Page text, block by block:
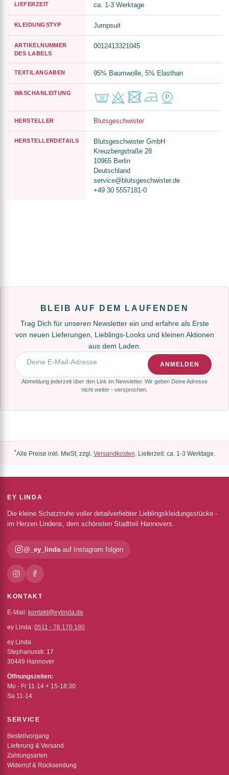
LIEFERZEIT ca. 1-3 Werktage
KLEIDUNGSTYP Jumpsuit
ARTIKELNUMMER
DES LABELS
0012413321045
TEXTILANGABEN 95% Baumwolle, 5% Elasthan
WASCHANLEITUNG
HERSTELLER Blutsgeschwister
HERSTELLERDETAILS
Blutsgeschwister GmbH
Kreuzbergstraße 28
10965 Berlin
Deutschland
service@blutsgeschwister.de
+49 30 5557181-0
BLEIB AUF DEM LAUFENDEN
Trag Dich für unseren Newsletter ein und erfahre als Erste
von neuen Lieferungen, Lieblings-Looks und kleinen Aktionen
aus dem Laden.
E-Mail-Adresse
ANMELDEN
Abmeldung jederzeit über den Link im Newsletter. Wir geben Deine Adresse
nicht weiter - versprochen.
*Alle Preise inkl. MwSt, zzgl. Versandkosten. Lieferzeit: ca. 1-3 Werktage.
EY LINDA
Die kleine Schatztruhe voller detailverliebter Lieblingskleidungsstücke -
im Herzen Lindens, dem schönsten Stadtteil Hannovers.
@_ey_linda auf Instagram folgen
KONTAKT
E-Mail: kontakt@eylinda.de
ey Linda: 0511 - 76 170 180
ey Linda
Stephanusstr. 17
30449 Hannover
Öffnungszeiten:
Mo - Fr 11-14 + 15-18:30
Sa 11-14
SERVICE
Bestellvorgang
Lieferung & Versand
Zahlungsarten
Widerruf & Rücksendung